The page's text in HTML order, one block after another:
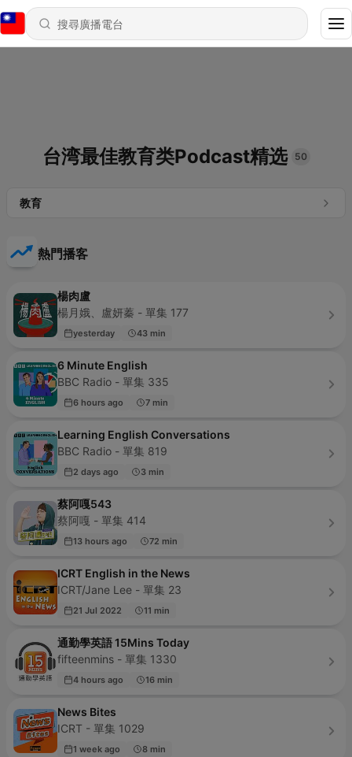
台湾最佳教育类Podcast精选 50
教育
熱門播客
楊肉盧
楊月娥、盧妍蓁 - 單集 177
yesterday 43 min
6 Minute English
BBC Radio - 單集 335
6 hours ago 7 min
Learning English Conversations
BBC Radio - 單集 819
2 days ago 3 min
蔡阿嘎543
蔡阿嘎 - 單集 414
13 hours ago 72 min
ICRT English in the News
ICRT/Jane Lee - 單集 23
21 Jul 2022 11 min
通勤學英語 15Mins Today
fifteenmins - 單集 1330
4 hours ago 16 min
News Bites
ICRT - 單集 1029
1 week ago 8 min